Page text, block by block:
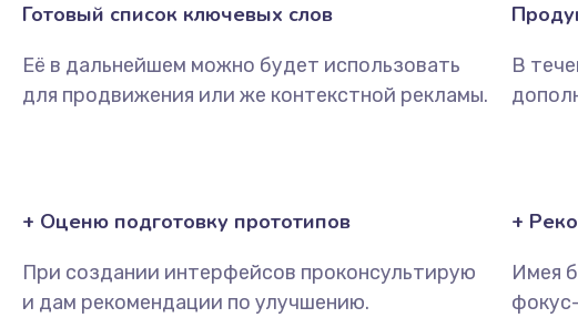
Готовый список ключевых слов
Её в дальнейшем можно будет использовать
для продвижения или же контекстной рекламы.
В
+ Оценю подготовку прототипов
При создании интерфейсов проконсультирую
и дам рекомендации по улучшению.
+
Имея